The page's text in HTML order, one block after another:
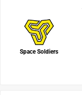
Space Soldiers